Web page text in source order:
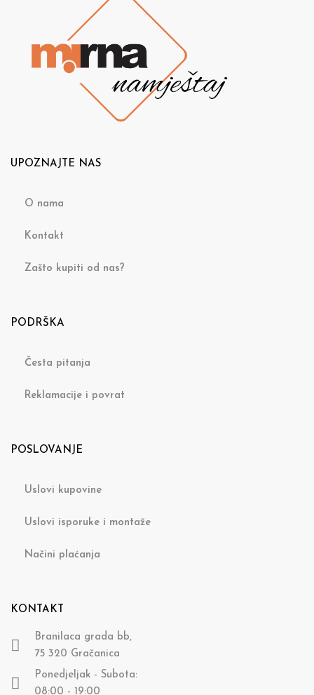
UPOZNAJTE NAS
O nama
Kontakt
Zašto kupiti od nas?
PODRŠKA
Česta pitanja
Reklamacije i povrat
POSLOVANJE
Uslovi kupovine
Uslovi isporuke i montaže
Načini plaćanja
KONTAKT
Branilaca grada bb,
75 320 Gračanica
Ponedjeljak - Subota:
08:00 - 19:00